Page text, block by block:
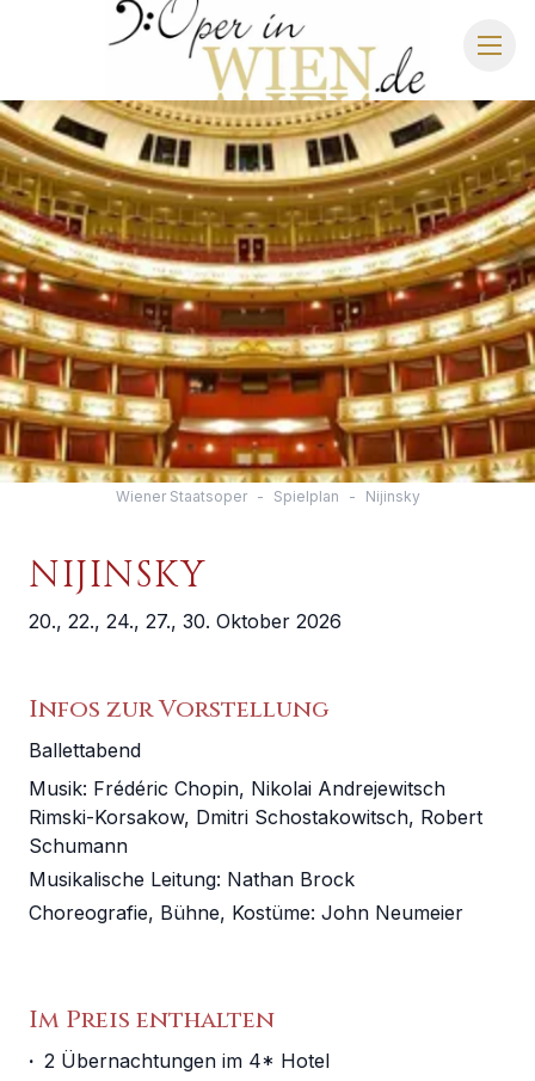
OPER IN WIEN
WIENER STAATSOPER
SCHLOSS SCHÖNBRUNN
IMPERIAL GALA DINNER
STRAUSS DINNER SHOW
WIENER MOZART KONZERTE
SITZPLÄNE
Wiener Staatsoper - Spielplan - Nijinsky
NIJINSKY
20., 22., 24., 27., 30. Oktober 2026
Infos zur Vorstellung
Ballettabend
Musik: Frédéric Chopin, Nikolai Andrejewitsch
Rimski-Korsakow, Dmitri Schostakowitsch, Robert
Schumann
Musikalische Leitung: Nathan Brock
Choreografie, Bühne, Kostüme: John Neumeier
Im Preis enthalten
· 2 Übernachtungen im 4* Hotel